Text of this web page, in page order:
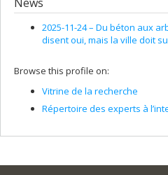
2025-11-24 – Du béton aux
disent oui, mais la ville doit
Browse this profile on:
Vitrine de la recherche
Répertoire des experts à